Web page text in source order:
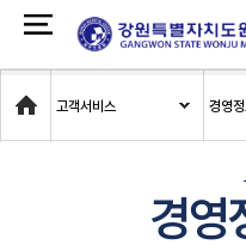
Home
고객서비스 경영
경영